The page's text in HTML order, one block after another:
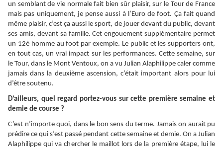
un semblant de vie normale fait bien sûr plaisir, sur le Tour de France
mais pas uniquement, je pense aussi à l’Euro de foot. Ça fait quand
même plaisir, c’est ça aussi le sport, de jouer devant du public, devant
ses amis, devant sa famille. Cet engouement supplémentaire permet
un 12è homme au foot par exemple. Le public et les supporters ont,
en tout cas, un vrai impact sur les performances. Cette semaine, sur
le Tour, dans le Mont Ventoux, on a vu Julian Alaphilippe caler comme
jamais dans la deuxième ascension, c’était important alors pour lui
d’être soutenu.
D’ailleurs, quel regard portez-vous sur cette première semaine et
demie de course ?
C’est n’importe quoi, dans le bon sens du terme. Jamais on aurait pu
prédire ce qui s’est passé pendant cette semaine et demie. On a Julian
Alaphilippe qui va chercher le maillot lors de la première étape, lui le